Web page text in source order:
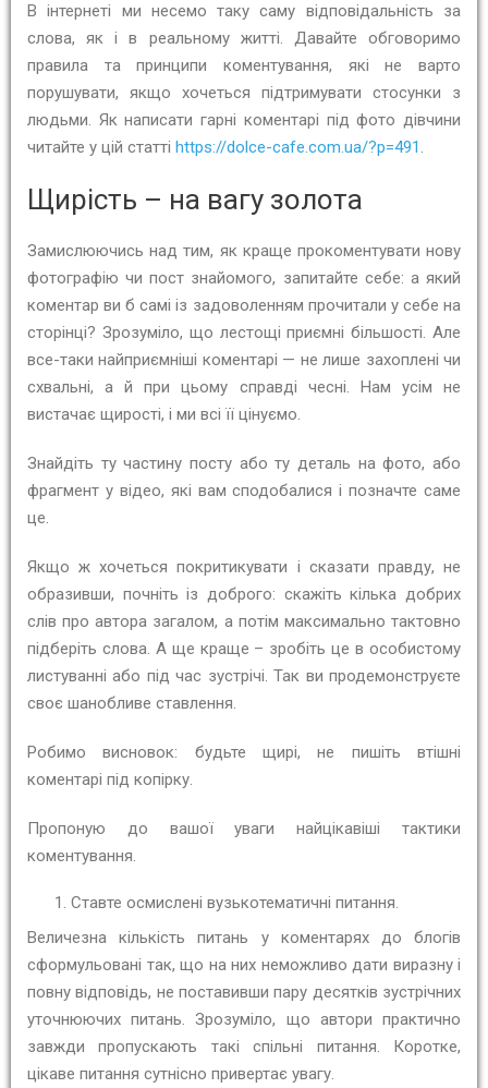
В інтернеті ми несемо таку саму відповідальність за
слова, як і в реальному житті. Давайте обговоримо
правила та принципи коментування, які не варто
порушувати, якщо хочеться підтримувати стосунки з
людьми. Як написати гарні коментарі під фото дівчини
читайте у цій статті https://dolce-cafe.com.ua/?p=491 .
Щирість – на вагу золота
Замислюючись над тим, як краще прокоментувати нову
фотографію чи пост знайомого, запитайте себе: а який
коментар ви б самі із задоволенням прочитали у себе на
сторінці? Зрозуміло, що лестощі приємні більшості. Але
все-таки найприємніші коментарі — не лише захоплені чи
схвальні, а й при цьому справді чесні. Нам усім не
вистачає щирості, і ми всі її цінуємо.
Знайдіть ту частину посту або ту деталь на фото, або
фрагмент у відео, які вам сподобалися і позначте саме
це.
Якщо ж хочеться покритикувати і сказати правду, не
образивши, почніть із доброго: скажіть кілька добрих
слів про автора загалом, а потім максимально тактовно
підберіть слова. А ще краще – зробіть це в особистому
листуванні або під час зустрічі. Так ви продемонструєте
своє шанобливе ставлення.
Робимо висновок: будьте щирі, не пишіть втішні
коментарі під копірку.
Пропоную до вашої уваги найцікавіші тактики
коментування.
Ставте осмислені вузькотематичні питання.
Величезна кількість питань у коментарях до блогів
сформульовані так, що на них неможливо дати виразну і
повну відповідь, не поставивши пару десятків зустрічних
уточнюючих питань. Зрозуміло, що автори практично
завжди пропускають такі спільні питання. Коротке,
цікаве питання сутнісно привертає увагу.